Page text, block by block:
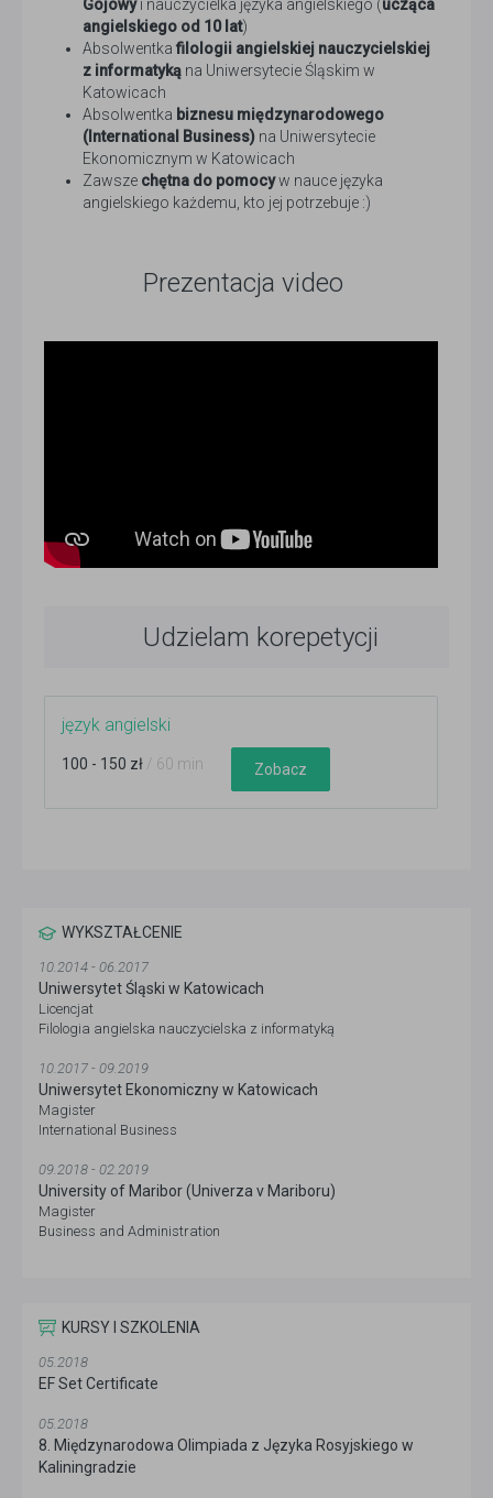
Gojowyi nauczycielka języka angielskiego (ucząca
angielskiego od 10 lat)
Absolwentka filologii angielskiej nauczycielskiej
z informatyką na Uniwersytecie Śląskim w
Katowicach
Absolwentka biznesu międzynarodowego
(International Business) na Uniwersytecie
Ekonomicznym w Katowicach
Zawsze chętna do pomocyw nauce języka
angielskiego każdemu, kto jej potrzebuje :)
Prezentacja video
Udzielam korepetycji
język angielski
100 - 150 zł / 60 min Zobacz
WYKSZTAŁCENIE
10.2014 - 06.2017
Uniwersytet Śląski w Katowicach
Licencjat
Filologia angielska nauczycielska z informatyką
10.2017 - 09.2019
Uniwersytet Ekonomiczny w Katowicach
Magister
International Business
09.2018 - 02.2019
University of Maribor (Univerza v Mariboru)
Magister
Business and Administration
KURSY I SZKOLENIA
05.2018
EF Set Certificate
05.2018
8. Międzynarodowa Olimpiada z Języka Rosyjskiego w
Kaliningradzie